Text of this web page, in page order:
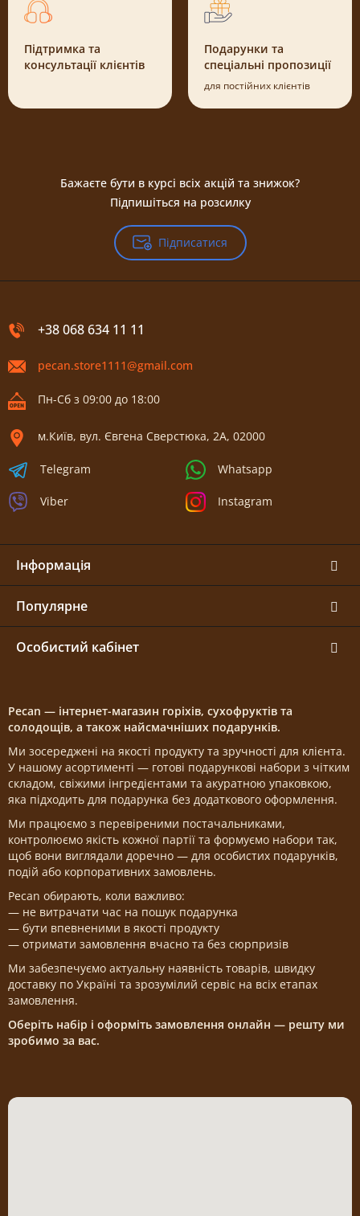
Підтримка та
консультації клієнтів
Подарунки та
спеціальні пропозиції
для постійних клієнтів
Бажаєте бути в курсі всіх акцій та знижок?
Підпишіться на розсилку
Підписатися
+38 068 634 11 11
pecan.store1111@gmail.com
Пн-Сб з 09:00 до 18:00
м.Київ, вул. Євгена Сверстюка, 2А, 02000
Telegram
Viber
Whatsapp
Instagram
Інформація
Популярне
Особистий кабінет
Pecan — інтернет-магазин горіхів, сухофруктів та
солодощів, а також найсмачніших подарунків.
Ми зосереджені на якості продукту та зручності для клієнта.
У нашому асортименті — готові подарункові набори з чітким
складом, свіжими інгредієнтами та акуратною упаковкою,
яка підходить для подарунка без додаткового оформлення.
Ми працюємо з перевіреними постачальниками,
контролюємо якість кожної партії та формуємо набори так,
щоб вони виглядали доречно — для особистих подарунків,
подій або корпоративних замовлень.
Pecan обирають, коли важливо:
— не витрачати час на пошук подарунка
— бути впевненими в якості продукту
— отримати замовлення вчасно та без сюрпризів
Ми забезпечуємо актуальну наявність товарів, швидку
доставку по Україні та зрозумілий сервіс на всіх етапах
замовлення.
Оберіть набір і оформіть замовлення онлайн — решту ми
зробимо за вас.